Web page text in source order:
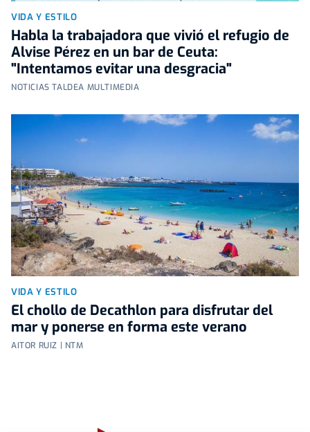
VIDA Y ESTILO
Habla la trabajadora que vivió el refugio de
Alvise Pérez en un bar de Ceuta:
"Intentamos evitar una desgracia"
NOTICIAS TALDEA MULTIMEDIA
VIDA Y ESTILO
El chollo de Decathlon para disfrutar del
mar y ponerse en forma este verano
AITOR RUIZ | NTM